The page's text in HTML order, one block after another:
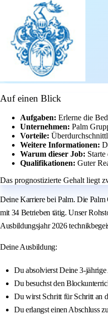
Auf einen Blick
Aufgaben: Erlerne die
Unternehmen: Palm
Vorteile:
Weitere Informationen:
Warum dieser Job:
Qualifikationen: Guter
Das prognostizierte Gehalt liegt
Deine Karriere bei Palm. Die Palm
mit 34 Betrieben tätig. Unser
Ausbildungsjahr 2026
Deine Ausbildung:
Du absolvierst Deine 3-
Du besuchst den
Du wirst Schritt für Schritt an
Du erlangst einen Abschluss